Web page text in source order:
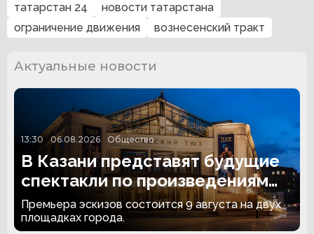
татарстан 24
новости татарстана
ограничение движения
вознесенский тракт
Актуальные новости
13:30 06.08.2026 Общество
В Казани представят будущие
спектакли по произведениям
Льва Толстого
Премьера эскизов состоится 9 августа на двух
площадках города.